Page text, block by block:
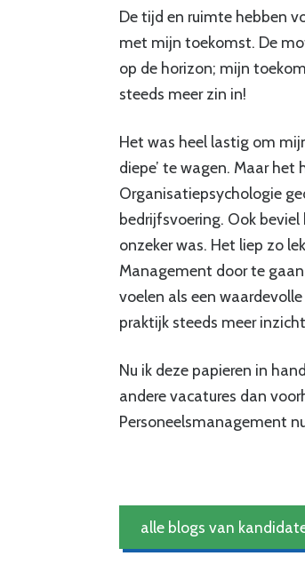
De tijd en ruimte hebben
met mijn toekomst. De
op de horizon; mijn
steeds meer zin in!
Het was heel lastig om
diepe’ te wagen. Maar het
Organisatiepsychologie
bedrijfsvoering. Ook
onzeker was. Het liep zo
Management door te
voelen als een
praktijk steeds meer
Nu ik deze papieren in
andere vacatures dan
Personeelsmanagement
alle blogs van